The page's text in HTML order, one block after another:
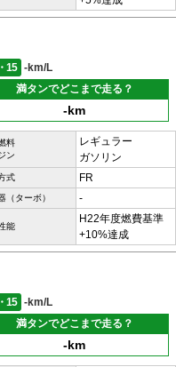
15
-km/L
満タンでどこまで走る？
-km
料
ン
レギュラー
ガソリン
式 FR
（ターボ） -
能
H22年度燃費基準
+10%達成
15
-km/L
満タンでどこまで走る？
-km